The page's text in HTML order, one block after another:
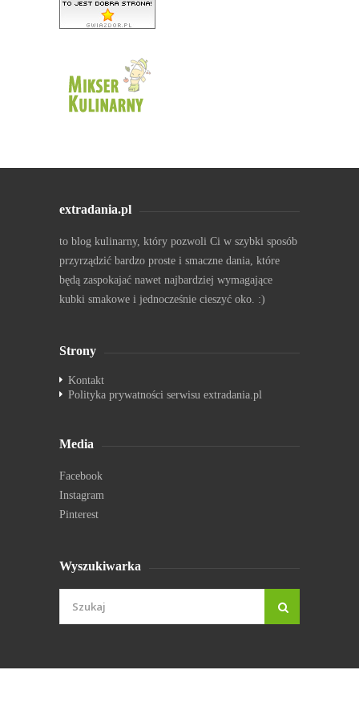
extradania.pl
to blog kulinarny, który pozwoli Ci w szybki sposób
przyrządzić bardzo proste i smaczne dania, które
będą zaspokajać nawet najbardziej wymagające
kubki smakowe i jednocześnie cieszyć oko. :)
Strony
Kontakt
Polityka prywatności serwisu extradania.pl
Media
Facebook
Instagram
Pinterest
Wyszukiwarka